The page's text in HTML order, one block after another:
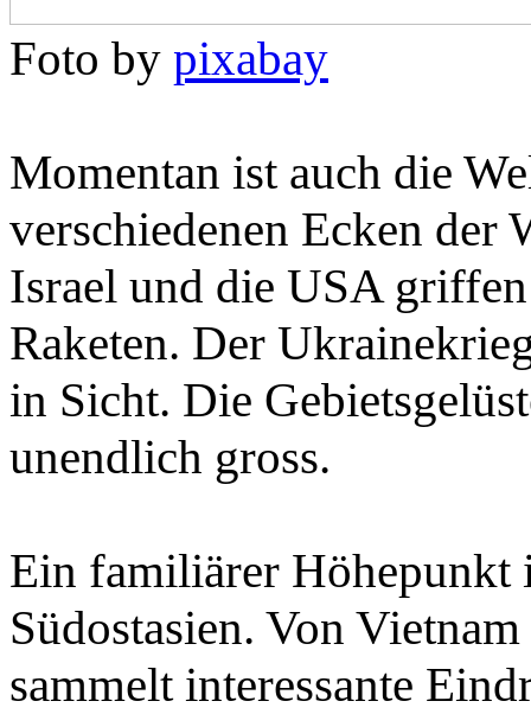
Foto by pixabay
Momentan ist auch die
verschiedenen Ecken der
Israel und die USA
Raketen. Der
in Sicht. Die
unendlich gross.
Ein familiärer Höhepunkt
Südostasien. Von
sammelt interessante